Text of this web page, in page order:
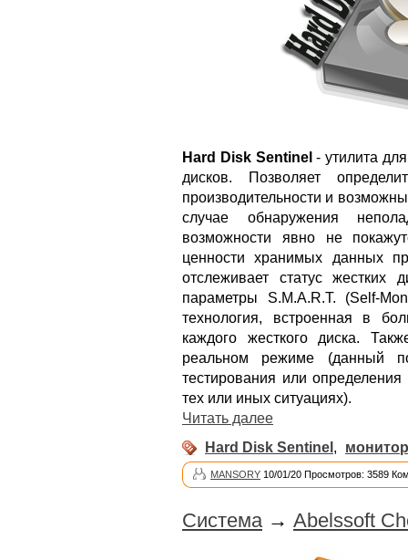
Hard Disk Sentinel - утилита
дисков. Позволяет
производительности и
случае обнаружения
возможности явно не
ценности хранимых данных
отслеживает статус жестких
параметры S.M.A.R.T. (Self-
технология, встроенная в
каждого жесткого диска.
реальном режиме (данный
тестирования или
тех или иных ситуациях).
Читать далее
Hard Disk Sentinel ,
MANSORY 10/01/20 Просмотров: 3589
Система → Abelssoft